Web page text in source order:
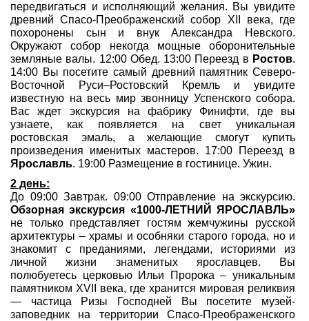
передвигаться и исполняющий желания. Вы увидите
древний Спасо-Преображенский собор XII века, где
похоронены сын и внук Александра Невского.
Окружают собор некогда мощные оборонительные
земляные валы. 12:00 Обед. 13:00 Переезд в Ростов.
14:00 Вы посетите самый древний памятник Северо-
Восточной Руси–Ростовский Кремль и увидите
известную на весь мир звонницу Успенского собора.
Вас ждет экскурсия на фабрику Финифти, где вы
узнаете, как появляется на свет уникальная
ростовская эмаль, а желающие смогут купить
произведения именитых мастеров. 17:00 Переезд в
Ярославль. 19:00 Размещение в гостинице. Ужин.
2 день:
До 09:00 Завтрак. 09:00 Отправление на экскурсию.
Обзорная экскурсия «1000-ЛЕТНИЙ ЯРОСЛАВЛЬ»
не только представляет гостям жемчужины русской
архитектуры – храмы и особняки старого города, но и
знакомит с преданиями, легендами, историями из
личной жизни знаменитых ярославцев. Вы
полюбуетесь церковью Ильи Пророка – уникальным
памятником XVII века, где хранится мировая реликвия
— частица Ризы Господней Вы посетите музей-
заповедник на территории Спасо-Преображенского